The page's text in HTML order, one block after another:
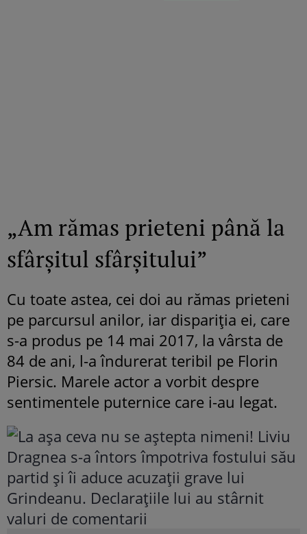
„Am rămas prieteni până la
sfârşitul sfârşitului”
Cu toate astea, cei doi au rămas prieteni
pe parcursul anilor, iar dispariția ei, care
s-a produs pe 14 mai 2017, la vârsta de
84 de ani, l-a îndurerat teribil pe Florin
Piersic. Marele actor a vorbit despre
sentimentele puternice care i-au legat.